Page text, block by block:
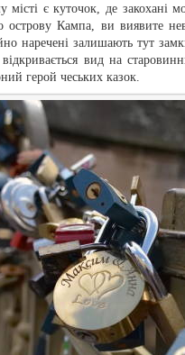
є куточок, де закохані
острову Кампа, ви виявите
наречені залишають тут
відкривається вид на
герой чеських казок.